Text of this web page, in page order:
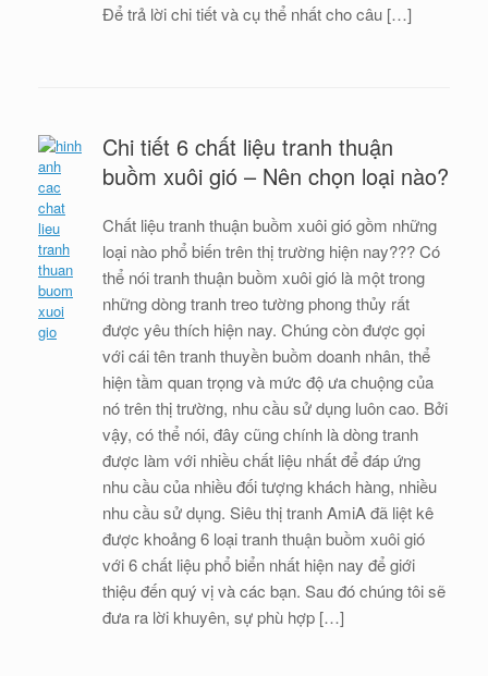
Để trả lời chi tiết và cụ thể nhất cho câu […]
Chi tiết 6 chất liệu tranh thuận
buồm xuôi gió – Nên chọn loại nào?
Chất liệu tranh thuận buồm xuôi gió gồm những
loại nào phổ biến trên thị trường hiện nay??? Có
thể nói tranh thuận buồm xuôi gió là một trong
những dòng tranh treo tường phong thủy rất
được yêu thích hiện nay. Chúng còn được gọi
với cái tên tranh thuyền buồm doanh nhân, thể
hiện tầm quan trọng và mức độ ưa chuộng của
nó trên thị trường, nhu cầu sử dụng luôn cao. Bởi
vậy, có thể nói, đây cũng chính là dòng tranh
được làm với nhiều chất liệu nhất để đáp ứng
nhu cầu của nhiều đối tượng khách hàng, nhiều
nhu cầu sử dụng. Siêu thị tranh AmiA đã liệt kê
được khoảng 6 loại tranh thuận buồm xuôi gió
với 6 chất liệu phổ biển nhất hiện nay để giới
thiệu đến quý vị và các bạn. Sau đó chúng tôi sẽ
đưa ra lời khuyên, sự phù hợp […]